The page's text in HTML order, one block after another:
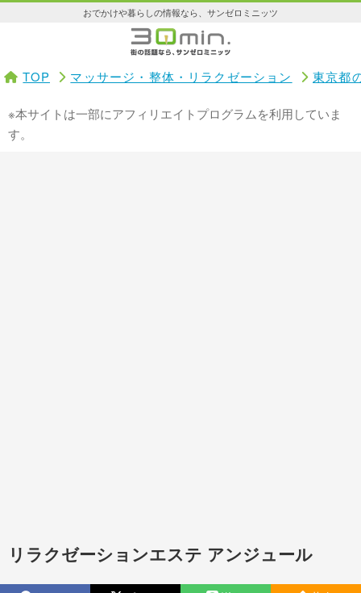
おでかけや暮らしの情報なら、サンゼロミニッツ
TOP マッサージ・整体・リラクゼーション 東京都
※本サイトは一部にアフィリエイトプログラムを利用していま
す。
リラクゼーションエステ アンジュール